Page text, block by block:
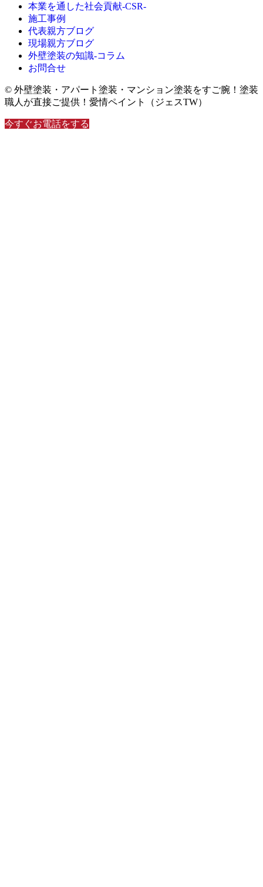
本業を通した社会貢献-CSR-
施工事例
代表親方ブログ
現場親方ブログ
外壁塗装の知識‐コラム
お問合せ
© 外壁塗装・アパート塗装・マンション塗装をすご腕！塗装
職人が直接ご提供！愛情ペイント（ジェスTW）
今すぐお電話をする